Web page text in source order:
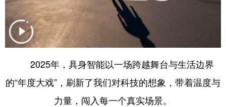
法律 金融
食品 信息化
2025年，具身智能以一场跨越舞台与生活边界
的“年度大戏”，刷新了我们对科技的想象，带着温度与
力量，闯入每一个真实场景。